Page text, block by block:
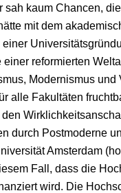
sah kaum Chancen,
mit dem
reformierten
Modernismus und
alle Fakultäten
durch Postmoderne
Amsterdam
Fall, dass die
wird. Die